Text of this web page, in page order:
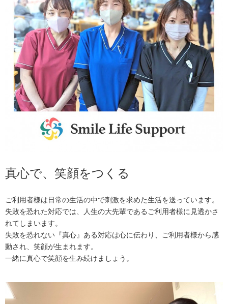
真心で、笑顔をつくる
ご利用者様は日常の生活の中で刺激を求めた生活を送っています。
失敗を恐れた対応では、人生の大先輩であるご利用者様に見透かさ
れてしまいます。
失敗を恐れない『真心』ある対応は心に伝わり、ご利用者様から感
動され、笑顔が生まれます。
一緒に真心で笑顔を生み続けましょう。